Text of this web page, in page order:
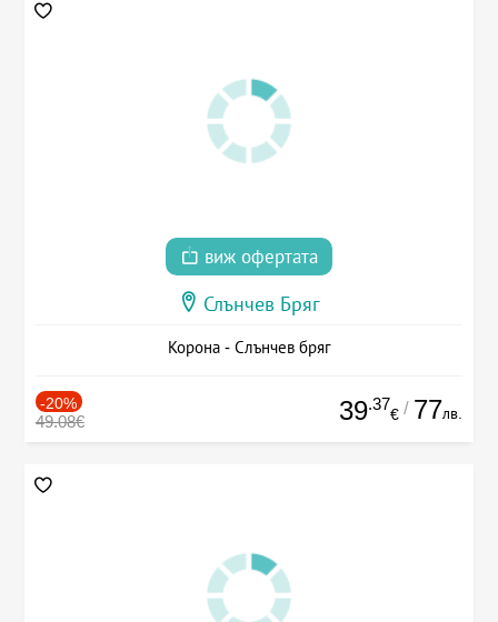
виж офертата
Слънчев Бряг
Корона - Слънчев бряг
-20%
49.08€ 39.37
€ / 77лв.